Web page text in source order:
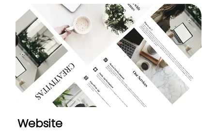
Website